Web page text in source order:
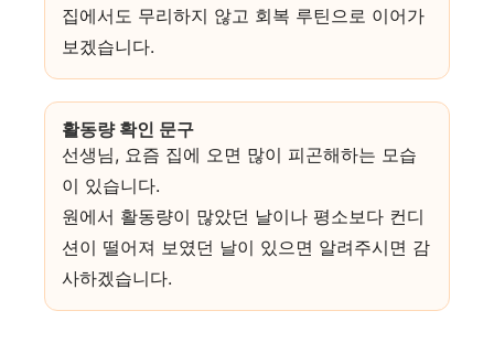
집에서도 무리하지 않고 회복 루틴으로 이어가
보겠습니다.
활동량 확인 문구
선생님, 요즘 집에 오면 많이 피곤해하는 모습
이 있습니다.
원에서 활동량이 많았던 날이나 평소보다 컨디
션이 떨어져 보였던 날이 있으면 알려주시면 감
사하겠습니다.